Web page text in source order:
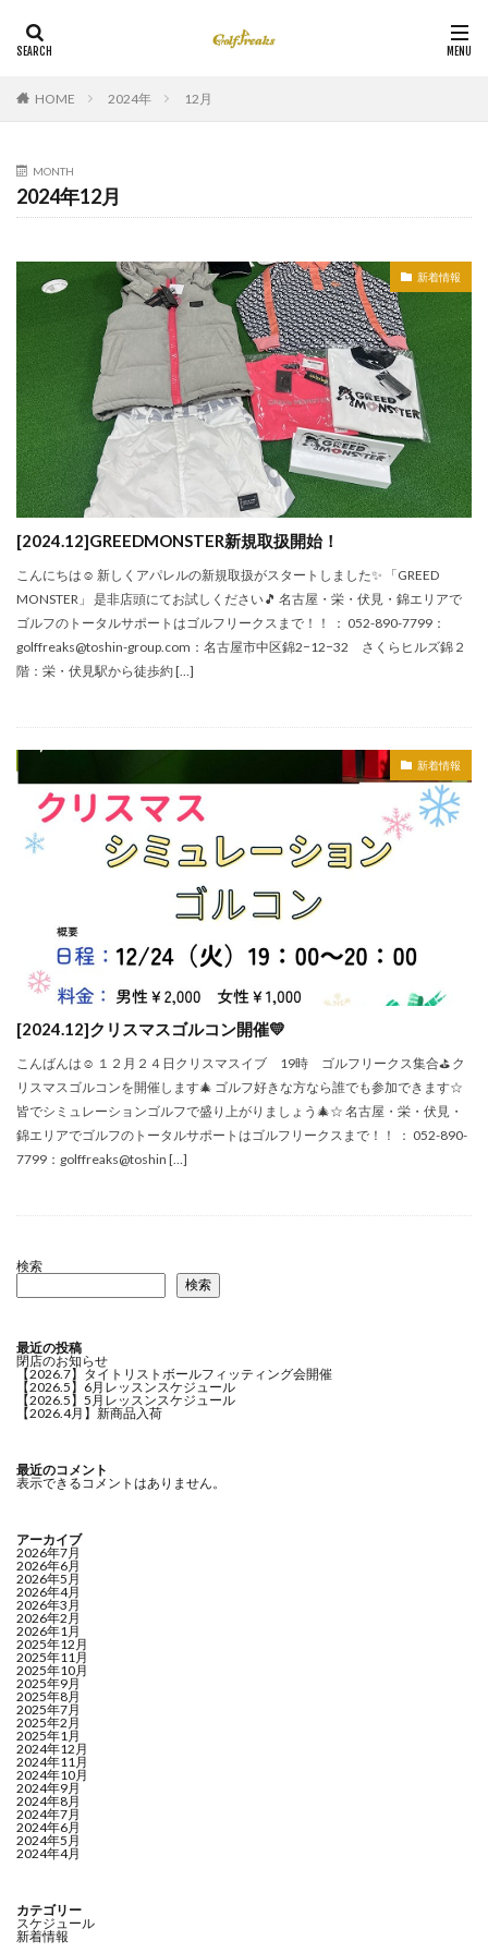
HOME 2024年 12月
MONTH
2024年12月
新着情報
[2024.12]GREEDMONSTER新規取扱開始！
こんにちは☺ 新しくアパレルの新規取扱がスタートしました✨ 「GREED
MONSTER」 是非店頭にてお試しください🎵 名古屋・栄・伏見・錦エリアで
ゴルフのトータルサポートはゴルフリークスまで！！ ： 052-890-7799：
golffreaks@toshin-group.com：名古屋市中区錦2−12−32 さくらヒルズ錦２
階：栄・伏見駅から徒歩約 […]
新着情報
[2024.12]クリスマスゴルコン開催💛
こんばんは☺ １２月２４日クリスマスイブ 19時 ゴルフリークス集合⛳ ク
リスマスゴルコンを開催します🎄 ゴルフ好きな方なら誰でも参加できます☆
皆でシミュレーションゴルフで盛り上がりましょう🎄☆ 名古屋・栄・伏見・
錦エリアでゴルフのトータルサポートはゴルフリークスまで！！ ： 052-890-
7799：golffreaks@toshin […]
検索
検索
最近の投稿
閉店のお知らせ
【2026.7】タイトリストボールフィッティング会開催
【2026.5】6月レッスンスケジュール
【2026.5】5月レッスンスケジュール
【2026.4月】新商品入荷
最近のコメント
表示できるコメントはありません。
アーカイブ
2026年7月
2026年6月
2026年5月
2026年4月
2026年3月
2026年2月
2026年1月
2025年12月
2025年11月
2025年10月
2025年9月
2025年8月
2025年7月
2025年2月
2025年1月
2024年12月
2024年11月
2024年10月
2024年9月
2024年8月
2024年7月
2024年6月
2024年5月
2024年4月
カテゴリー
スケジュール
新着情報